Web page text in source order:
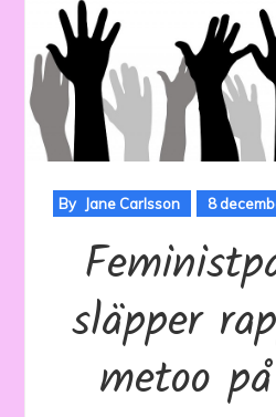
By Jane Carlsson 8
släpper
metoo